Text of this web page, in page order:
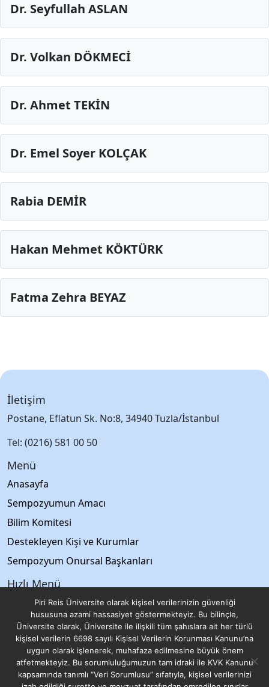
Dr. Seyfullah ASLAN
Dr. Volkan DÖKMECİ
Dr. Ahmet TEKİN
Dr. Emel Soyer KOLÇAK
Rabia DEMİR
Hakan Mehmet KÖKTÜRK
Fatma Zehra BEYAZ
İletişim
Postane, Eflatun Sk. No:8, 34940 Tuzla/İstanbul
Tel: (0216) 581 00 50
Menü
Anasayfa
Sempozyumun Amacı
Bilim Komitesi
Destekleyen Kişi ve Kurumlar
Sempozyum Onursal Başkanları
Hızlı Menü
pirireis.edu.tr
DTO
TÜDEV
KVKK
Gizlilik Politikası
Piri Reis Üniversite olarak kişisel verilerinizin güvenliği
hususuna azami hassasiyet göstermekteyiz. Bu bilinçle,
Üniversite olarak, Üniversite ile ilişkili tüm şahıslara ait her türlü
kişisel verilerin 6698 sayılı Kişisel Verilerin Korunması Kanunu’na
uygun olarak işlenerek, muhafaza edilmesine büyük önem
atfetmekteyiz. Bu sorumluluğumuzun tam idraki ile KVK Kanunu
kapsamında tanımlı “Veri Sorumlusu” sıfatıyla, kişisel verilerinizi